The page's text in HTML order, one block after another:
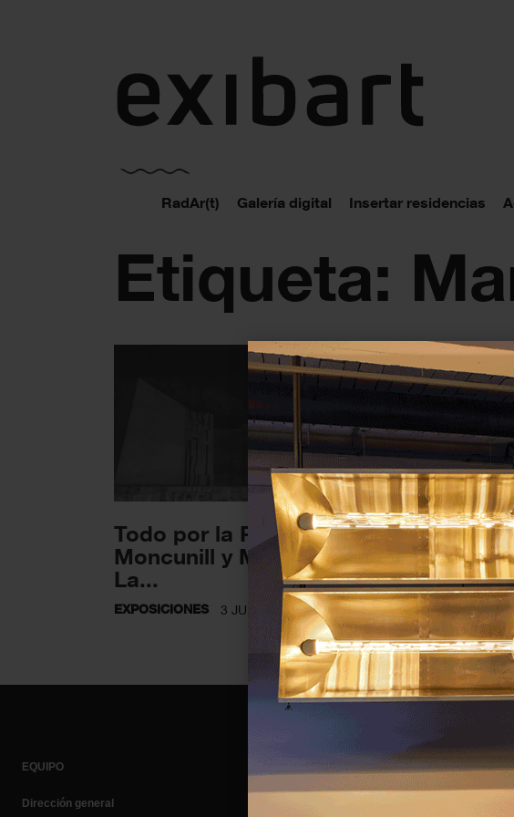
RadAr(t) Galería digital Insertar residencias
Etiqueta:
Todo por la Praxis, Mariona
Moncunill y Martina Rogers en
La...
EXPOSICIONES 3 JUNIO 2026
EQUIPO
Dirección general